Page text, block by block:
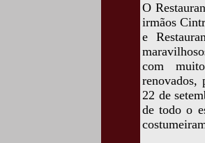
O
irmãos
e
com
renovados,
22 de
de todo o